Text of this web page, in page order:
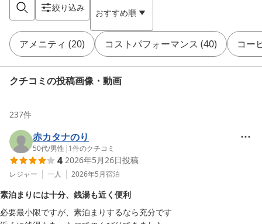
絞り込み おすすめ順
アメニティ (20) コストパフォーマンス (40) コー
クチコミの投稿画像・動画
237件
赤カタナのり
50代/男性 | 1件のクチコミ
4 2026年5月26日投稿
レジャー 一人 2026年5月宿泊
素泊まりには十分、銭湯も近く便利
必要最小限ですが、素泊まりするなら充分です